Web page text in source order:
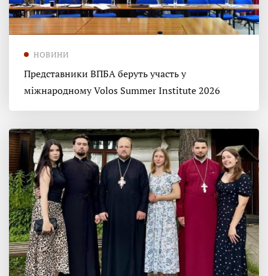
НОВИНИ
Представники ВПБА беруть участь у
міжнародному Volos Summer Institute 2026